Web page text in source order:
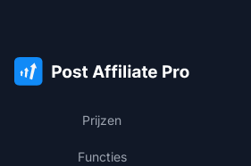
Prijzen
Functies